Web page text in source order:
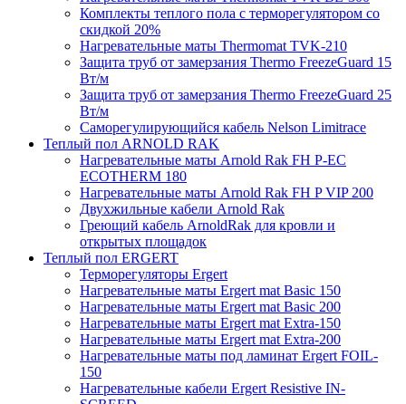
Комплекты теплого пола с терморегулятором со
скидкой 20%
Нагревательные маты Thermomat TVK-210
Защита труб от замерзания Thermo FreezeGuard 15
Вт/м
Защита труб от замерзания Thermo FreezeGuard 25
Вт/м
Саморегулирующийся кабель Nelson Limitrace
Теплый пол ARNOLD RAK
Нагревательные маты Arnold Rak FH P-EC
ECOTHERM 180
Нагревательные маты Arnold Rak FH P VIP 200
Двухжильные кабели Arnold Rak
Греющий кабель ArnoldRak для кровли и
открытых площадок
Теплый пол ERGERT
Терморегуляторы Ergert
Нагревательные маты Ergert mat Basic 150
Нагревательные маты Ergert mat Basic 200
Нагревательные маты Ergert mat Extra-150
Нагревательные маты Ergert mat Extra-200
Нагревательные маты под ламинат Ergert FOIL-
150
Нагревательные кабели Ergert Resistive IN-